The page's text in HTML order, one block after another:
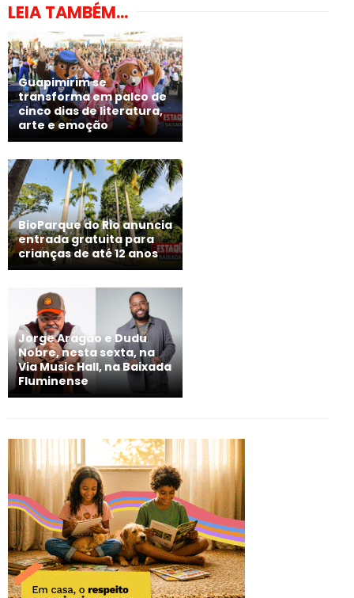
LEIA TAMBÉM...
Guapimirim se
transforma em palco de
cinco dias de literatura,
arte e emoção
BioParque do Rio anuncia
entrada gratuita para
crianças de até 12 anos
Jorge Aragão e Dudu
Nobre, nesta sexta, na
Via Music Hall, na Baixada
Fluminense